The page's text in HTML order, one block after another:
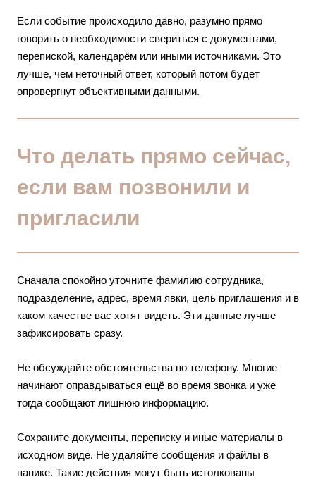
Если событие происходило давно, разумно прямо
говорить о необходимости свериться с документами,
перепиской, календарём или иными источниками. Это
лучше, чем неточный ответ, который потом будет
опровергнут объективными данными.
Что делать прямо сейчас,
если вам позвонили и
пригласили
Сначала спокойно уточните фамилию сотрудника,
подразделение, адрес, время явки, цель приглашения и в
каком качестве вас хотят видеть. Эти данные лучше
зафиксировать сразу.
Не обсуждайте обстоятельства по телефону. Многие
начинают оправдываться ещё во время звонка и уже
тогда сообщают лишнюю информацию.
Сохраните документы, переписку и иные материалы в
исходном виде. Не удаляйте сообщения и файлы в
панике. Такие действия могут быть истолкованы